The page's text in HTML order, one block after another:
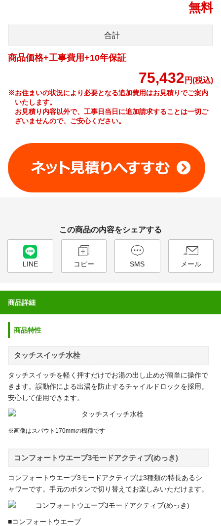
無料
合計
商品価格+工事費用+10年保証
75,432 円(税込)
※お住まいの状況により必要となる追加費用はお見積りでご案内
いたします。
お見積り内容以外で、工事日当日に追加請求することは一切ご
ざいませんので、ご安心ください。
この商品の内容をシェアする
LINE コピー SMS メール
商品詳細
商品特性
タッチスイッチ水栓
タッチスイッチを軽く押すだけでお湯の出し止めが簡単に操作で
きます。誤動作による出湯を防止するチャイルドロックを採用。
安心して使用できます。
※画像はスパウト170mmの機種です
コンフォートウエーブ3モードアクティブ(めっき)
コンフォートウエーブ3モードアクティブは3種類の特長あるシ
ャワーです。手元のボタンで切り替えてお楽しみいただけます。
■コンフォートウエーブ